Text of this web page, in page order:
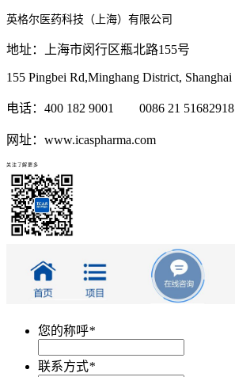
英格尔医药科技（上海）有限公司
地址：上海市闵行区瓶北路155号
155 Pingbei Rd,Minghang District, Shanghai
电话：400 182 9001 0086 21 51682918
网址：www.icaspharma.com
关注了解更多
您的称呼*
联系方式*